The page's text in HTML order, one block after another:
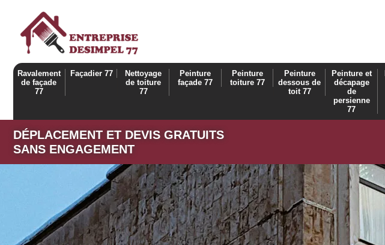
Ravalement
de façade
77
Façadier 77
Nettoyage
de toiture
77
Peinture
façade 77
Peinture
toiture 77
Peinture
dessous de
toit 77
Peinture et
décapage
de
persienne
77
DÉPLACEMENT ET DEVIS GRATUITS
SANS ENGAGEMENT